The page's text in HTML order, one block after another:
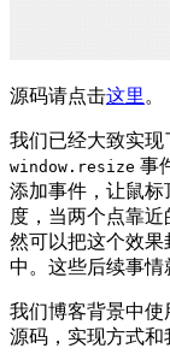
源码请点击这里 。
我们已经大致实
window.resize 事
添加事件，让鼠
度，当两个点靠
然可以把这个效果
中。这些后续事情
我们博客背景中使
源码，实现方式和